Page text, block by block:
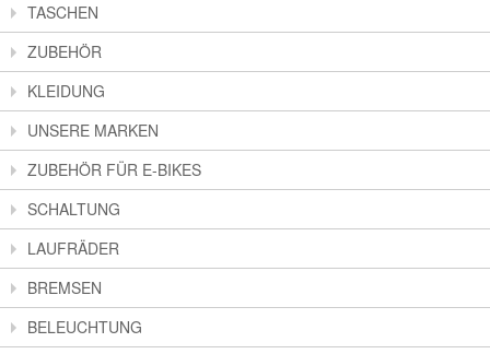
TASCHEN
ZUBEHÖR
KLEIDUNG
UNSERE MARKEN
ZUBEHÖR FÜR E-BIKES
SCHALTUNG
LAUFRÄDER
BREMSEN
BELEUCHTUNG